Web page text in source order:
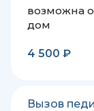
возможна
дом
4 500 ₽
Вызов